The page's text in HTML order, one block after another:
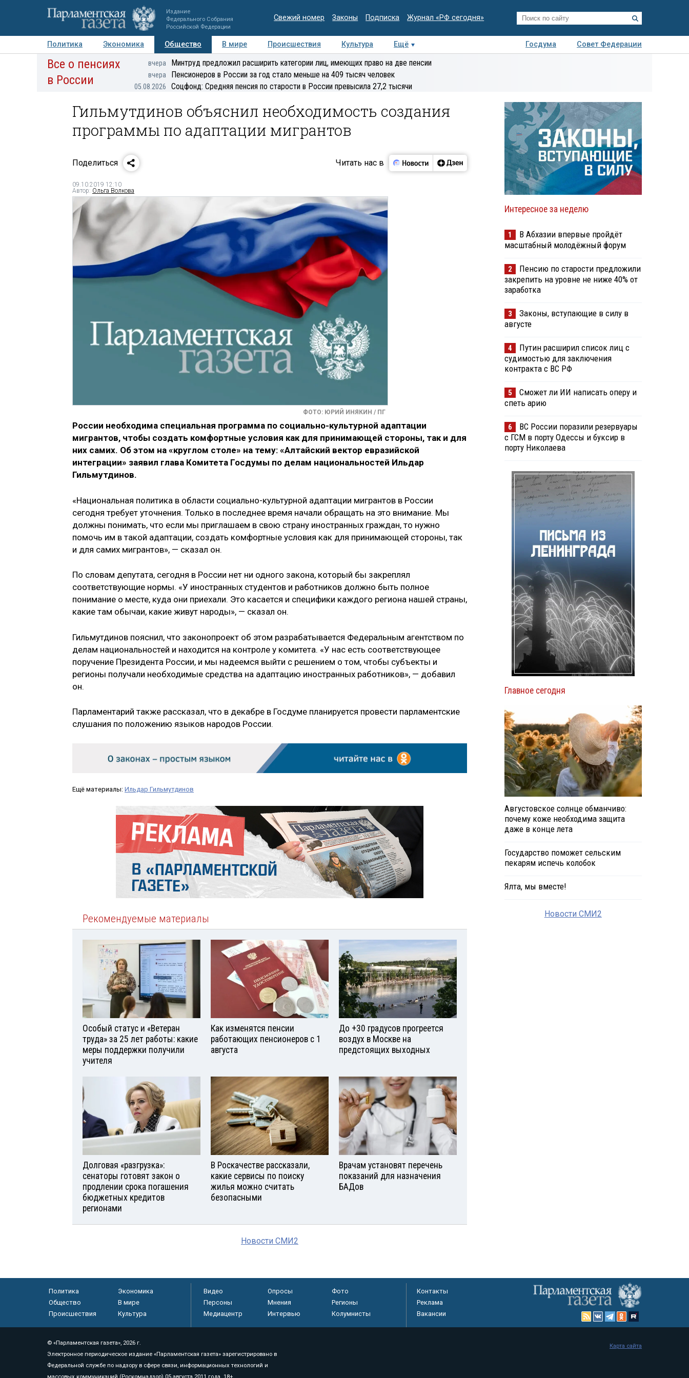
Издание
Федерального Собрания
Российской Федерации
Свежий номер Законы Подписка Журнал «РФ сегодня»
Политика Экономика Общество В мире Происшествия Культура Ещё Госдума
Совет Федерации
Авторы Персоны Мнения Регионы Медиацентр Интервью Колумнисты
Деловая
Все о пенсиях
в России
вчера Минтруд предложил расширить категории лиц, имеющих право на две пенсии
вчера Пенсионеров в России за год стало меньше на 409 тысяч человек
05.08.2026 Соцфонд: Средняя пенсия по старости в России превысила 27,2 тысячи
Гильмутдинов объяснил необходимость создания
программы по адаптации мигрантов
Поделиться Читать нас в
09.10.2019 12:10
Автор: Ольга Волкова
ФОТО: ЮРИЙ ИНЯКИН / ПГ
России необходима специальная программа по социально-культурной адаптации
мигрантов, чтобы создать комфортные условия как для принимающей стороны, так и для
них самих. Об этом на «круглом столе» на тему: «Алтайский вектор евразийской
интеграции» заявил глава Комитета Госдумы по делам национальностей Ильдар
Гильмутдинов.
«Национальная политика в области социально-культурной адаптации мигрантов в России
сегодня требует уточнения. Только в последнее время начали обращать на это внимание. Мы
должны понимать, что если мы приглашаем в свою страну иностранных граждан, то нужно
помочь им в такой адаптации, создать комфортные условия как для принимающей стороны, так
и для самих мигрантов», — сказал он.
По словам депутата, сегодня в России нет ни одного закона, который бы закреплял
соответствующие нормы. «У иностранных студентов и работников должно быть полное
понимание о месте, куда они приехали. Это касается и специфики каждого региона нашей страны,
какие там обычаи, какие живут народы», — сказал он.
Гильмутдинов пояснил, что законопроект об этом разрабатывается Федеральным агентством по
делам национальностей и находится на контроле у комитета. «У нас есть соответствующее
поручение Президента России, и мы надеемся выйти с решением о том, чтобы субъекты и
регионы получали необходимые средства на адаптацию иностранных работников», — добавил
он.
Парламентарий также рассказал, что в декабре в Госдуме планируется провести парламентские
слушания по положению языков народов России.
Ещё материалы: Ильдар Гильмутдинов
Рекомендуемые материалы
Особый статус и «Ветеран
труда» за 25 лет работы: какие
меры поддержки получили
учителя
Как изменятся пенсии
работающих пенсионеров с 1
августа
До +30 градусов прогреется
воздух в Москве на
предстоящих выходных
Долговая «разгрузка»:
сенаторы готовят закон о
продлении срока погашения
бюджетных кредитов
регионами
В Роскачестве рассказали,
какие сервисы по поиску
жилья можно считать
безопасными
Врачам установят перечень
показаний для назначения
БАДов
Новости СМИ2
Интересное за неделю
1
В Абхазии впервые пройдёт
масштабный молодёжный форум
2
Пенсию по старости предложили
закрепить на уровне не ниже 40% от
заработка
3
Законы, вступающие в силу в
августе
4
Путин расширил список лиц с
судимостью для заключения
контракта с ВС РФ
5
Сможет ли ИИ написать оперу и
спеть арию
6
ВС России поразили резервуары
с ГСМ в порту Одессы и буксир в
порту Николаева
Главное сегодня
Августовское солнце обманчиво:
почему коже необходима защита
даже в конце лета
Государство поможет сельским
пекарям испечь колобок
Ялта, мы вместе!
Новости СМИ2
Политика
Экономика
Общество
В мире
Происшествия
Культура
Видео Опросы
Фото
Персоны
Мнения
Регионы
Медиацентр
Интервью Колумнисты
Контакты
Реклама
Вакансии
© «Парламентская газета», 2026 г.
Электронное периодическое издание «Парламентская газета» зарегистрировано в
Федеральной службе по надзору в сфере связи, информационных технологий и
массовых коммуникаций (Роскомнадзор) 05 августа 2011 года. 18+
Карта сайта